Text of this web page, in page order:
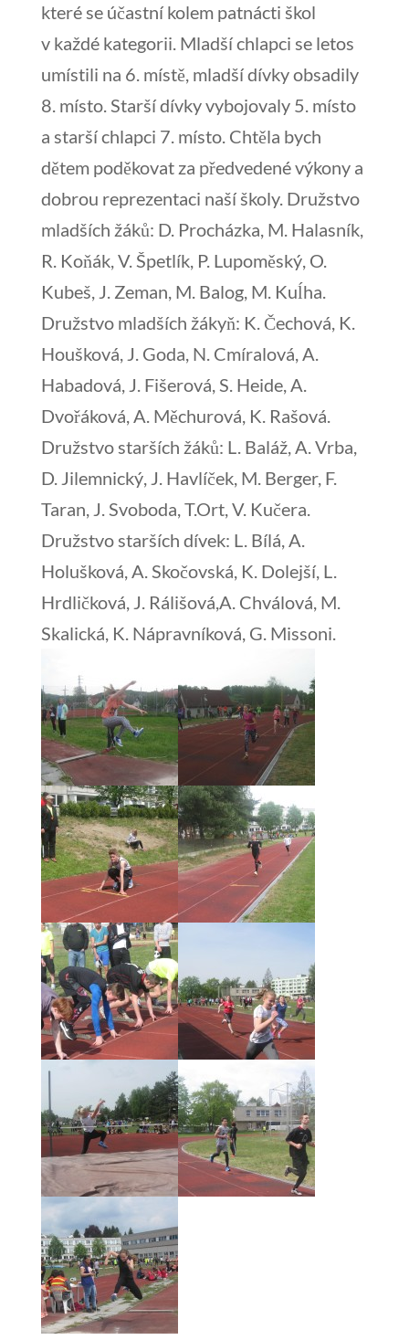
které se účastní kolem patnácti škol
v každé kategorii. Mladší chlapci se letos
umístili na 6. místě, mladší dívky obsadily
8. místo. Starší dívky vybojovaly 5. místo
a starší chlapci 7. místo. Chtěla bych
dětem poděkovat za předvedené výkony a
dobrou reprezentaci naší školy. Družstvo
mladších žáků: D. Procházka, M. Halasník,
R. Koňák, V. Špetlík, P. Lupoměský, O.
Kubeš, J. Zeman, M. Balog, M. Kuĺha.
Družstvo mladších žákyň: K. Čechová, K.
Houšková, J. Goda, N. Cmíralová, A.
Habadová, J. Fišerová, S. Heide, A.
Dvořáková, A. Měchurová, K. Rašová.
Družstvo starších žáků: L. Baláž, A. Vrba,
D. Jilemnický, J. Havlíček, M. Berger, F.
Taran, J. Svoboda, T.Ort, V. Kučera.
Družstvo starších dívek: L. Bílá, A.
Holušková, A. Skočovská, K. Dolejší, L.
Hrdličková, J. Rálišová,A. Chválová, M.
Skalická, K. Nápravníková, G. Missoni.